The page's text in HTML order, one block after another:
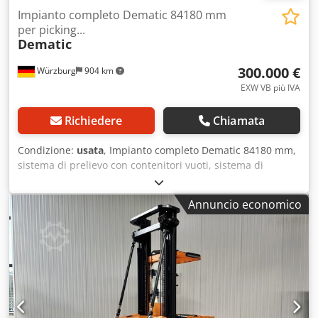
/ un sistema di scaffalature per carichi pesanti, garantiamo
le migliori condizioni. Contattateci per un'offerta senza
impegno!
Würzburg 904 km
Impianto completo Dematic 84180 mm
per picking...
Dematic
300.000 €
EXW VB più IVA
Richiedere Chiamata
Condizione: usata, Impianto completo Dematic 84180 mm,
sistema di prelievo con contenitori vuoti, sistema di
trasporto a rulli con scaffalature a flusso continuo. RA1968
Impianto completo composto da: Prelievo con scaffalature
e ripiani a flusso continuo Area di passaggio Uscita merci
Imballaggio Spedizione Prelievo: Lunghezza: 84180 mm
Larghezza della struttura: 500 mm Larghezza dei rulli: 440
mm Sistema di trasporto a rulli non motorizzato su
entrambi i lati Due sistemi di trasporto a rulli per
contenitori vuoti e pieni I sistemi di trasporto a rulli sono
dotati di piastre per lo spostamento dei contenitori
Scaffalatura per pallet con ripiani a flusso continuo e
Annuncio economico